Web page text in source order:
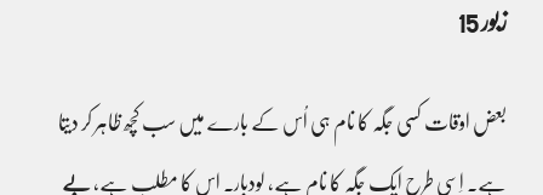
زبور 15
بعض اوقات کسی جگہ کا نام ہی اُس کے بارے میں سب کچھ ظاہر کر دیتا
ہے۔ اِسی طرح ایک جگہ کا نام ہے، لودبار۔ اس کا مطلب ہے،بے